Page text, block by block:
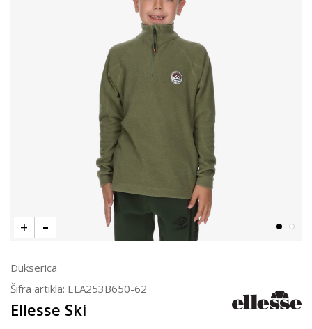
Dukserica
Šifra artikla: ELA253B650-62
Ellesse Ski